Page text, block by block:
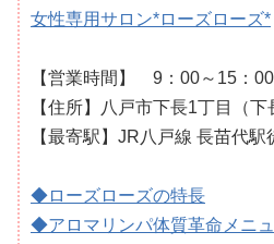
女性専用サロン*ローズローズ*
【営業時間】 9：00～15：00
【住所】八戸市下長1丁目（下
【最寄駅】JR八戸線 長苗代駅
◆ローズローズの特長
◆アロマリンパ体質革命メニ